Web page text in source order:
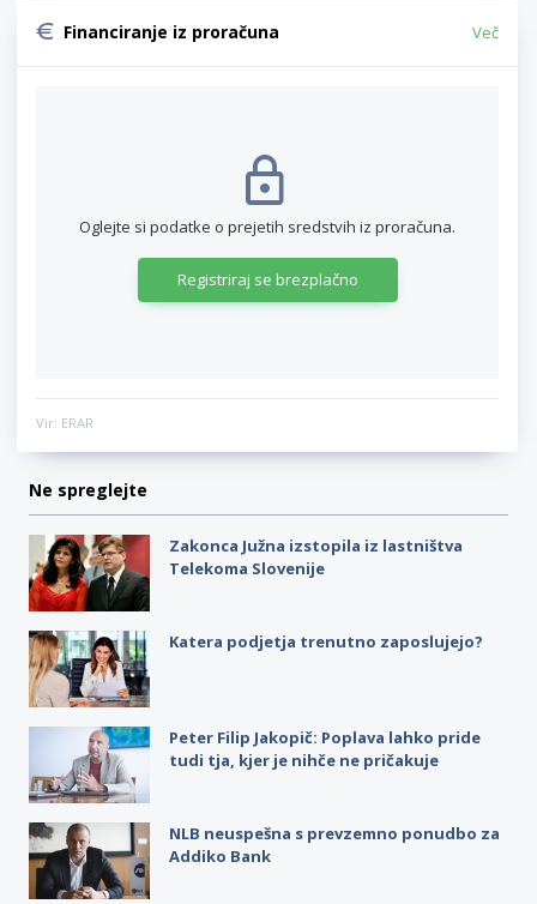
Financiranje iz proračuna Več
Oglejte si podatke o prejetih sredstvih iz proračuna.
Registriraj se brezplačno
Vir: ERAR
Ne spreglejte
Zakonca Južna izstopila iz lastništva
Telekoma Slovenije
Katera podjetja trenutno zaposlujejo?
Peter Filip Jakopič: Poplava lahko pride
tudi tja, kjer je nihče ne pričakuje
NLB neuspešna s prevzemno ponudbo za
Addiko Bank